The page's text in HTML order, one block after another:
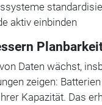
aktiv einbinden
Daten wächst,
zeigen:
Kapazität. Das